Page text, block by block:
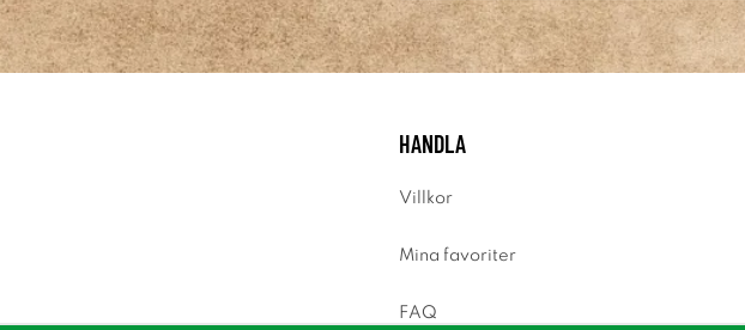
HANDLA
Villkor
Mina favoriter
FAQ